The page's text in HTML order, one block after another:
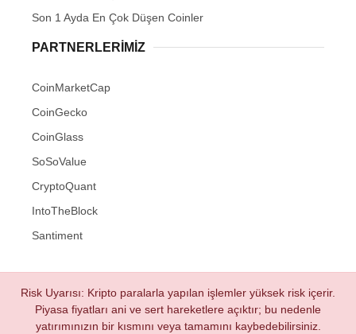
Son 1 Ayda En Çok Düşen Coinler
PARTNERLERIMIZ
CoinMarketCap
CoinGecko
CoinGlass
SoSoValue
CryptoQuant
IntoTheBlock
Santiment
Risk Uyarısı: Kripto paralarla yapılan işlemler yüksek risk içerir.
Piyasa fiyatları ani ve sert hareketlere açıktır; bu nedenle
yatırımınızın bir kısmını veya tamamını kaybedebilirsiniz.